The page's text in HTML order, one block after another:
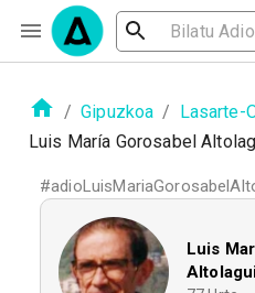
/ Gipuzkoa / Lasarte-
Luis María Gorosabel
#
Luis